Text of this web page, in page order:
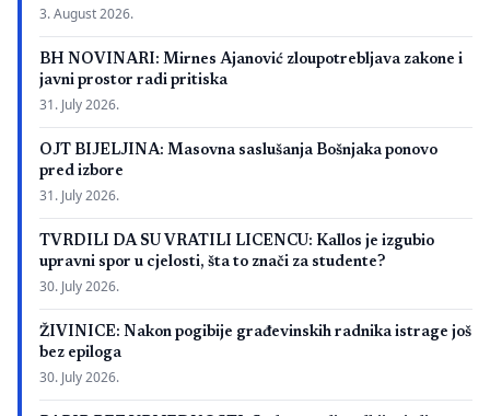
3. August 2026.
BH NOVINARI: Mirnes Ajanović zloupotrebljava zakone i
javni prostor radi pritiska
31. July 2026.
OJT BIJELJINA: Masovna saslušanja Bošnjaka ponovo
pred izbore
31. July 2026.
TVRDILI DA SU VRATILI LICENCU: Kallos je izgubio
upravni spor u cjelosti, šta to znači za studente?
30. July 2026.
ŽIVINICE: Nakon pogibije građevinskih radnika istrage još
bez epiloga
30. July 2026.